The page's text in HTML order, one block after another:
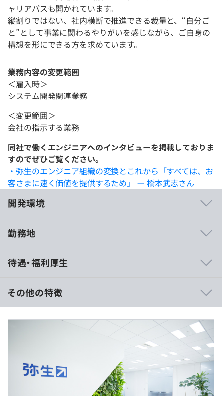
ャリアパスも開かれています。
縦割りではない、社内横断で推進できる裁量と、“自分ご
と”として事業に関わるやりがいを感じながら、ご自身の
構想を形にできる方を求めています。
業務内容の変更範囲
＜雇入時＞
システム開発関連業務
＜変更範囲＞
会社の指示する業務
同社で働くエンジニアへのインタビューを掲載しておりま
すのでぜひご覧ください。
・弥生のエンジニア組織の変換とこれから「すべては、お
客さまに速く価値を提供するため」 ー 橋本武志さん
開発環境
程から携わることができる
な働き方ができる
・育休取得の実績が多数
・技術選定に関わることができる
◆弥生オンライン：誰でも使いこなせる製品設計、業務を
さらに効率化する弥生のクラウド、法令改正への確実な対
応。弥生はお客さまの業務をもっと、スムーズにします。
勤務地
待遇・福利厚生
想定年収：910万～1,300万円
月給539,000円（基本給407,000円+固定残業代132,000
円）～700,000円（基本給533,300+固定残業代166,700
※年収520万円以上は固定残業代制（30時間分）※超過分
は別途支給
※ストックオプションあり
その他の特徴